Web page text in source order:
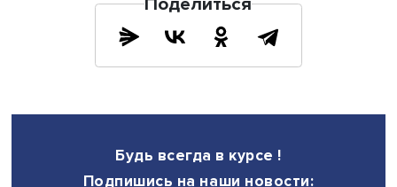
«по инструкции»
агентность, следование требованиям властей,
но безынициативная реакция на кризис. Для нее
минимум (или отсутствие) дополнительных действий и
зависела от внешних агентов и институтов: активной
Минздрава, помощи НКО, возможностей